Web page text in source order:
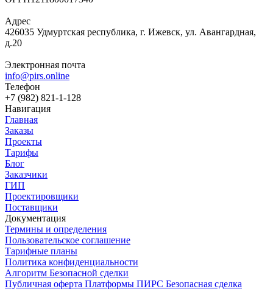
Адрес
426035 Удмуртская республика, г. Ижевск, ул. Авангардная,
д.20
Электронная почта
info@pirs.online
Телефон
+7 (982) 821-1-128
Навигация
Главная
Заказы
Проекты
Тарифы
Блог
Заказчики
ГИП
Проектировщики
Поставщики
Документация
Термины и определения
Пользовательское соглашение
Тарифные планы
Политика конфиденциальности
Алгоритм Безопасной сделки
Публичная оферта Платформы ПИРС Безопасная сделка